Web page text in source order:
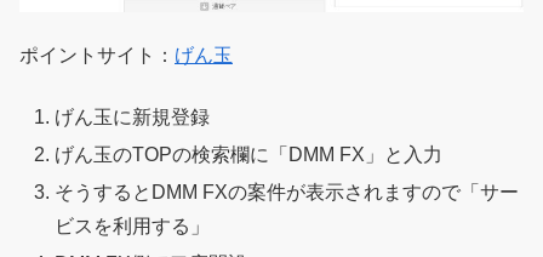
ポイントサイト： げん玉
げん玉に新規登録
げん玉のTOPの検索欄に「DMM FX」と入力
そうするとDMM FXの案件が表示されますので「サー
ビスを利用する」